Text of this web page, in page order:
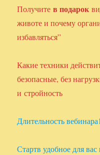
Получитев подарок
животе и почему
избавляться”
Какие техники
безопасные, без
и стройность
Длительность
Стартв удобное для вас